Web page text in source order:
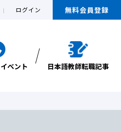
ログイン 無料会員登録
ベント 日本語教師転職記事